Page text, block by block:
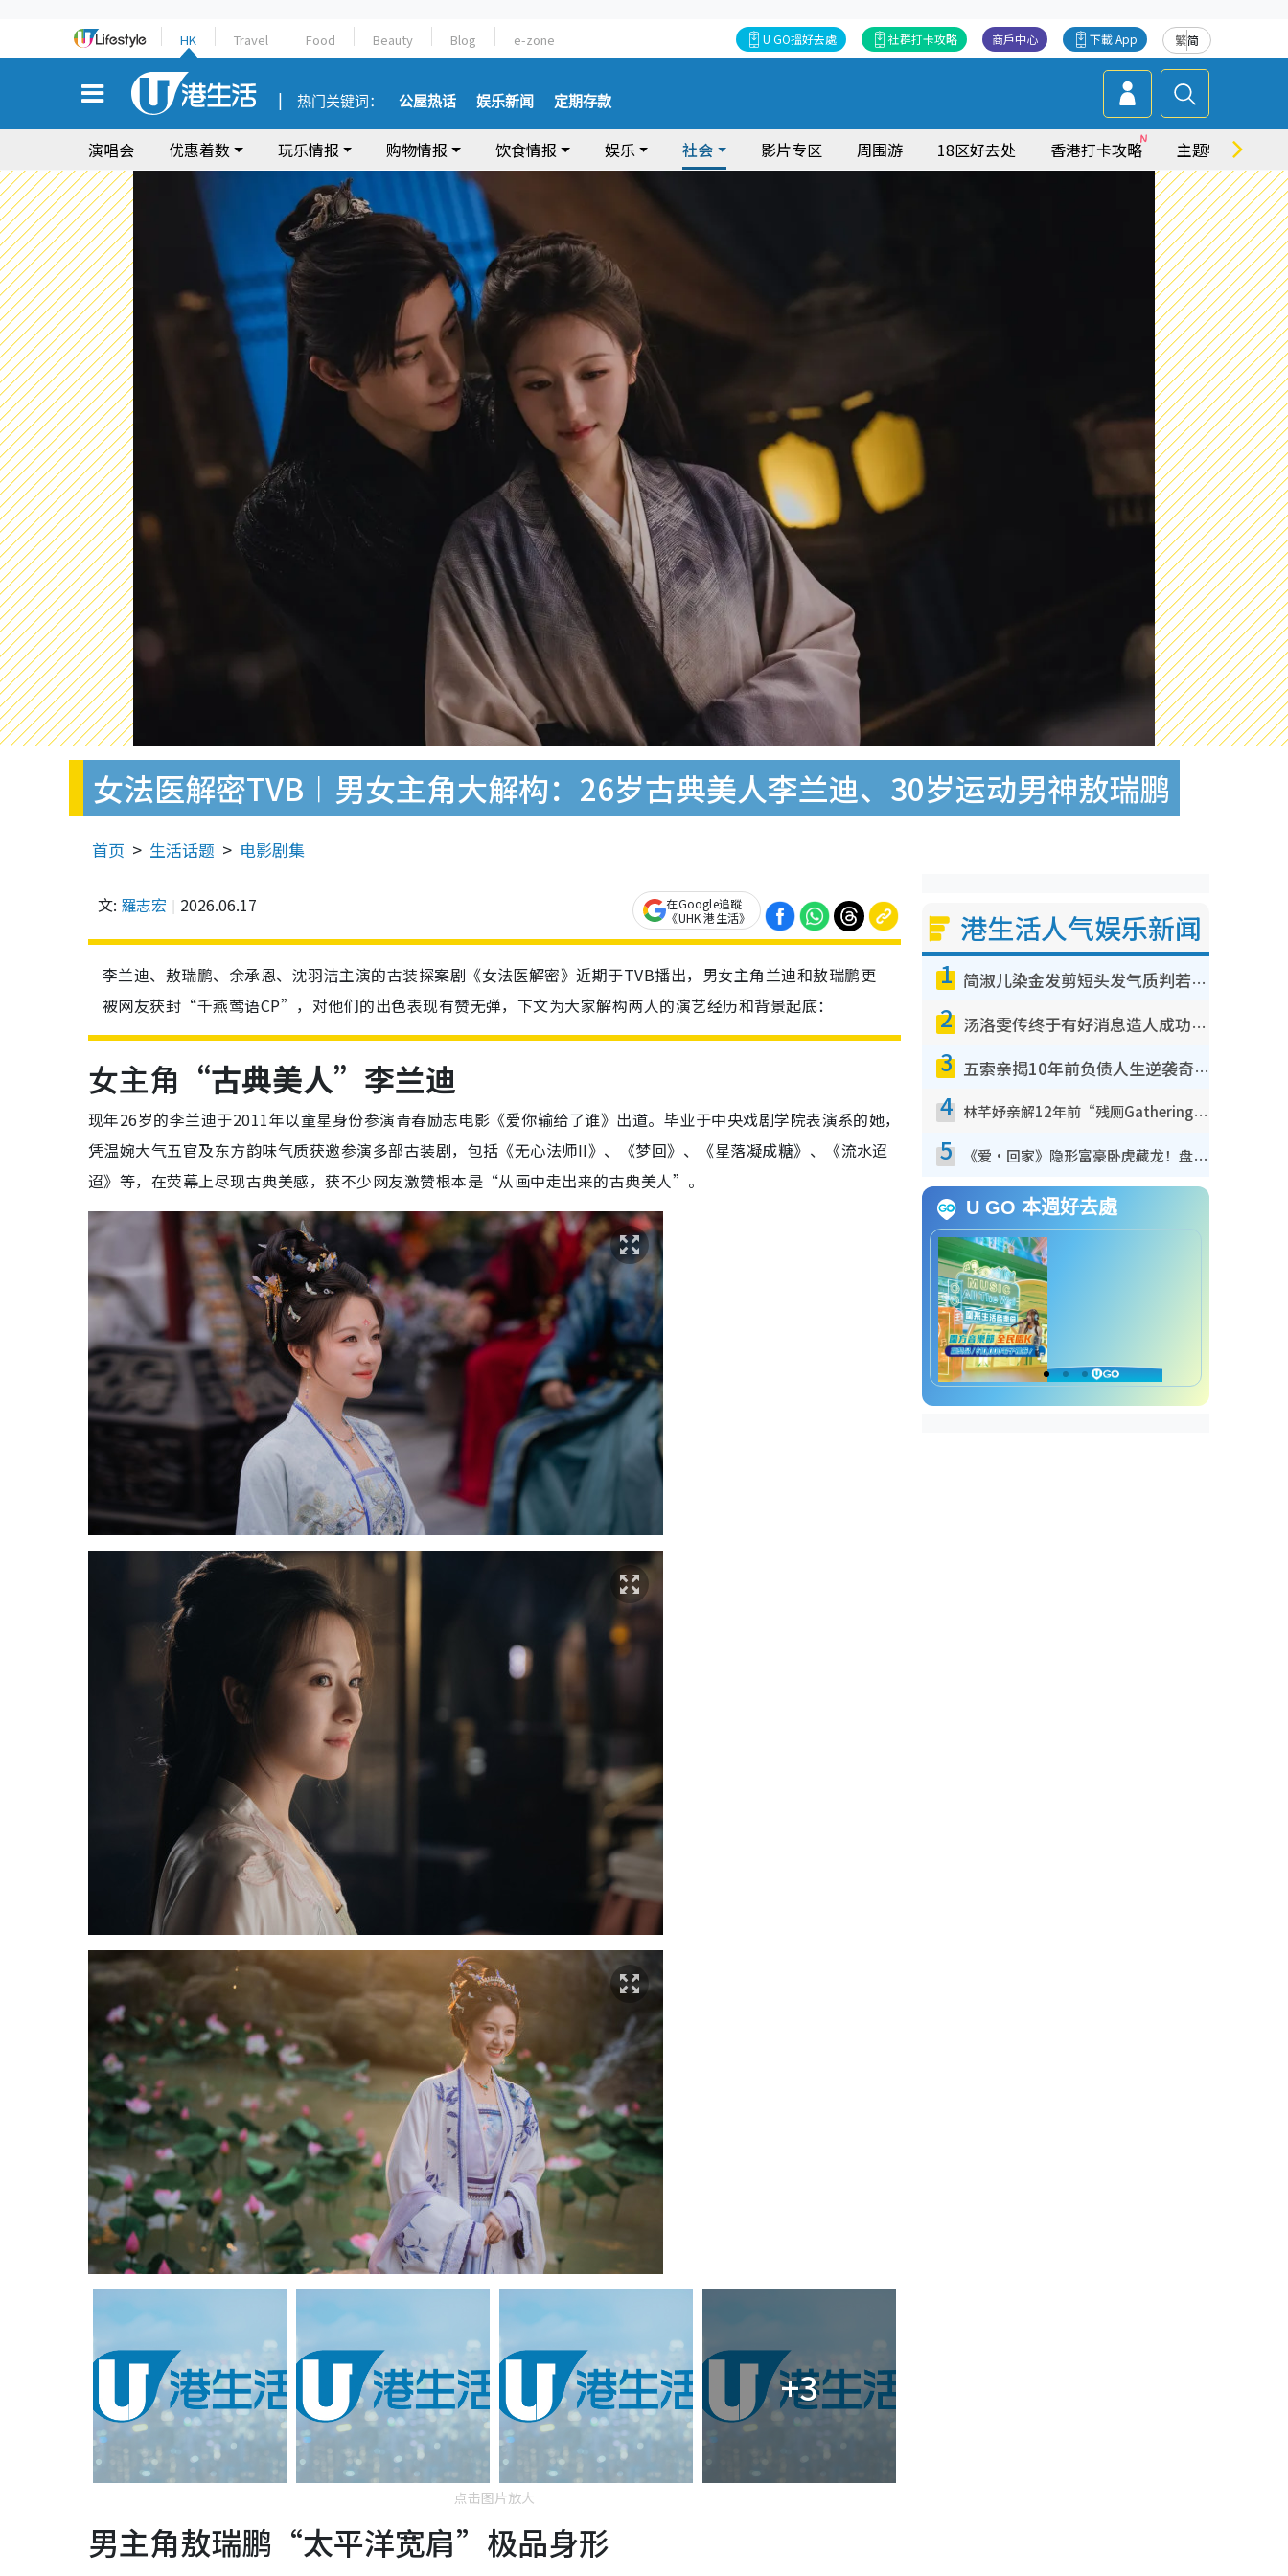
HK Travel Food Beauty Blog e-zone 繁简
下載 App
商戶中心
社群打卡攻略
U GO搵好去處
热门关键词： 公屋热话 娱乐新闻 定期存款
演唱会 优惠着数 玩乐情报 购物情报 饮食情报 娱乐 社会 影片专区 周围游 18区好去处 香港打卡攻略 主题特集
女法医解密TVB︱男女主角大解构：26岁古典美人李兰迪、30岁运动男神敖瑞鹏
首页 生活话题 电影剧集
文: 羅志宏 2026.06.17
在Google追蹤
《UHK 港生活》
李兰迪、敖瑞鹏、余承恩、沈羽洁主演的古装探案剧《女法医解密》近期于TVB播出，男女主角兰迪和敖瑞鹏更
被网友获封“千燕莺语CP”，对他们的出色表现有赞无弹，下文为大家解构两人的演艺经历和背景起底：
女主角 “古典美人”李兰迪
现年26岁的李兰迪于2011年以童星身份参演青春励志电影《爱你输给了谁》出道。毕业于中央戏剧学院表演系的她，
凭温婉大气五官及东方韵味气质获邀参演多部古装剧，包括《无心法师II》、《梦回》、《星落凝成糖》、《流水迢
迢》等，在荧幕上尽现古典美感，获不少网友激赞根本是“从画中走出来的古典美人”。
+3
点击图片放大
男主角敖瑞鹏“太平洋宽肩”极品身形
港生活人气娱乐新闻
1 简淑儿染金发剪短头发气质判若两人！吓坏老公麦大力都认不出：“你做什么？”
2 汤洛雯传终于有好消息造人成功！两大细节曝孕味极浓引猜测：大肚婆先会咁！
3 五索亲揭10年前负债人生逆袭奇迹！全靠去一地方转运后即遇上马先生
4 林芊妤亲解12年前“残厕Gathering”真相！高层解约一句话重创尊严，至今拒返TVB
5 《爱·回家》隐形富豪卧虎藏龙！盘点12位财气逼人的有钱艺人：这位美女3亿身家不愁做
U GO 本週好去處